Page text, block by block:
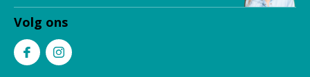
Volg ons